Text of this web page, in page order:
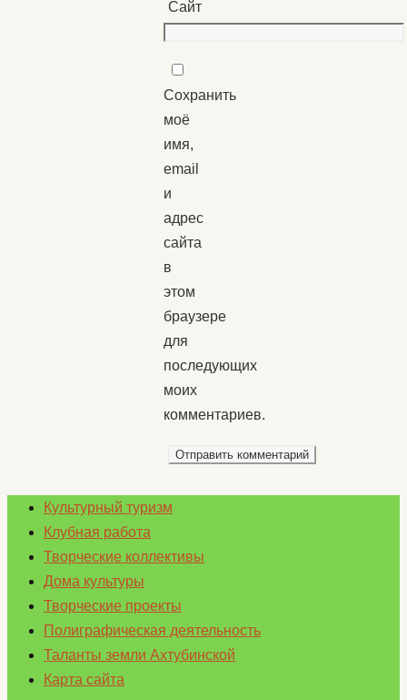
Сайт
Сохранить
моё
имя,
email
и
адрес
сайта
в
этом
браузере
для
последующих
моих
комментариев.
Культурный туризм
Клубная работа
Творческие коллективы
Дома культуры
Творческие проекты
Полиграфическая деятельность
Таланты земли Ахтубинской
Карта сайта